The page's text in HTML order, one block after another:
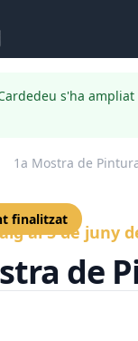
s'ha
1a Mostra de
finalitzat
al 5 de juny
de